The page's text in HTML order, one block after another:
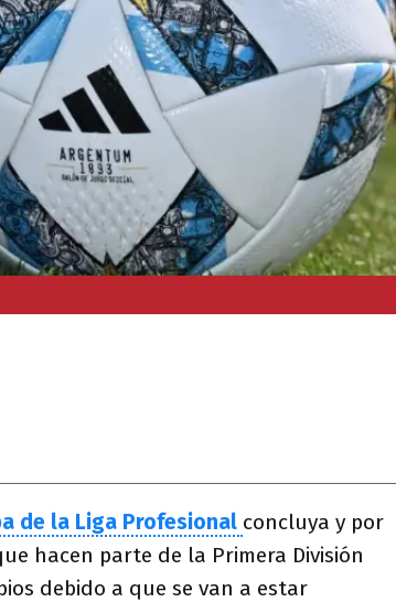
de la Liga Profesional concluya y por
hacen parte de la Primera División
debido a que se van a estar